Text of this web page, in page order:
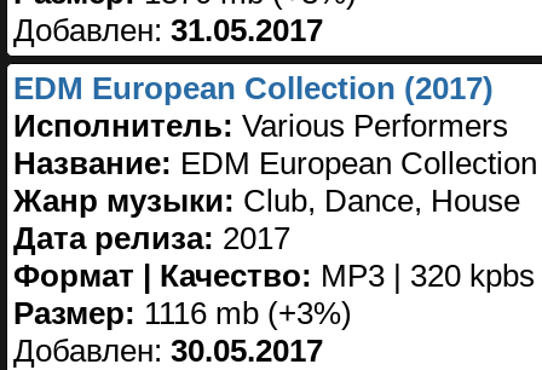
Добавлен: 31.05.2017
EDM European Collection (2017)
Исполнитель: Various Performers
Название: EDM European Collection
Жанр музыки: Club, Dance, House
Дата релиза: 2017
Формат | Качество: MP3 | 320 kpbs
Размер: 1116 mb (+3%)
Добавлен: 30.05.2017